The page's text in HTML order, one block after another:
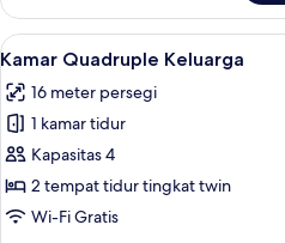
Kamar
Twin
Standar
Lihat
semua
foto
untuk
Kamar
Quadruple
Keluarga
11
Kamar Quadruple Keluarga
16 meter persegi
1 kamar tidur
Kapasitas 4
2 tempat tidur tingkat twin
Wi-Fi Gratis